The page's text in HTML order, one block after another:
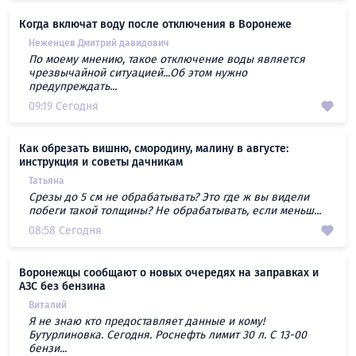
Когда включат воду после отключения в Воронеже
Неженцев Дмитрий давидович
По моему мнению, такое отключение воды является
чрезвычайной ситуацией...Об этом нужно
предупреждать...
09:19 Сегодня
Как обрезать вишню, смородину, малину в августе:
инструкция и советы дачникам
Татьяна
Срезы до 5 см не обрабатывать? Это где ж вы видели
побеги такой толщины? Не обрабатывать, если меньш...
08:58 Сегодня
Воронежцы сообщают о новых очередях на заправках и
АЗС без бензина
Виталий
Я не знаю кто предоставляет данные и кому!
Бутурлиновка. Сегодня. Роснефть лимит 30 л. С 13-00
бензи...